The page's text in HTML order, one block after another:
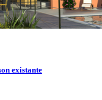
existante